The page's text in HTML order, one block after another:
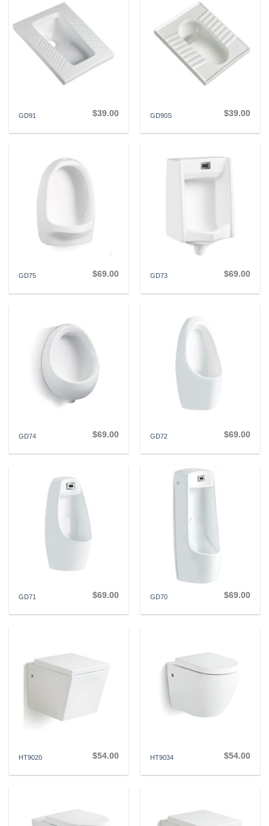
GD91 $39.00 GD90S $39.00
GD75 $69.00 GD73 $69.00
GD74 $69.00 GD72 $69.00
GD71 $69.00 GD70 $69.00
HT9020 $54.00 HT9034 $54.00